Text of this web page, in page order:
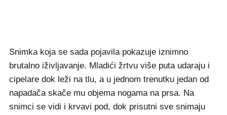
Snimka koja se sada pojavila pokazuje iznimno
brutalno iživljavanje. Mladići žrtvu više puta udaraju i
cipelare dok leži na tlu, a u jednom trenutku jedan od
napadača skače mu objema nogama na prsa. Na
snimci se vidi i krvavi pod, dok prisutni sve snimaju